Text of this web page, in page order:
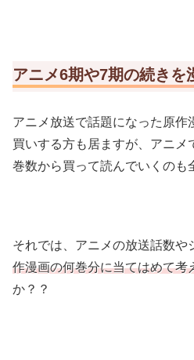
アニメ6期や7期の続きを
アニメ放送で話題になった原作
買いする方も居ますが、アニメ
巻数から買って読んでいくのも
それでは、アニメの放送話数や
作漫画の何巻分に当てはめて考
か？？